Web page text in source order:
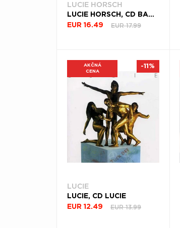
LUCIE HORSCH
LUCIE HORSCH, CD BAROQUE JOURNEY
EUR 16.49
EUR 17.99
AKČNÁ
CENA
LUCIE
LUCIE, CD LUCIE
EUR 12.49
EUR 13.99
-11%